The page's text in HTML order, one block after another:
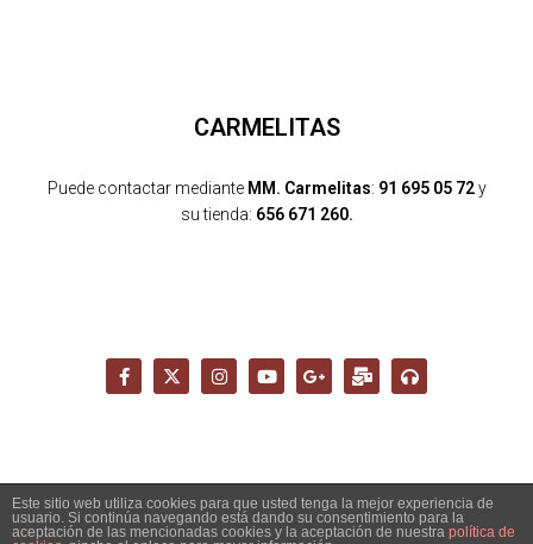
CARMELITAS
Puede contactar medianteMM. Carmelitas: 91 695 05 72y
su tienda: 656 671 260.
Copyright 2026 - Santuario del Cerro de los Ángeles -
info@cerrodelosangeles.es -AVISO LEGAL-POLÍTICA PRIVACIDAD-
Este sitio web utiliza cookies para que usted tenga la mejor experiencia de
usuario. Si continúa navegando está dando su consentimiento para la
aceptación de las mencionadas cookies y la aceptación de nuestra política de